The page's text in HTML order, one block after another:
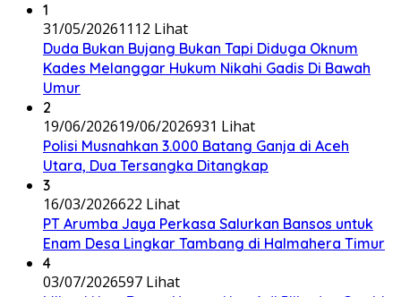
1
31/05/20261112 Lihat
Duda Bukan Bujang Bukan Tapi Diduga Oknum
Kades Melanggar Hukum Nikahi Gadis Di Bawah
Umur
2
19/06/202619/06/2026931 Lihat
Polisi Musnahkan 3.000 Batang Ganja di Aceh
Utara, Dua Tersangka Ditangkap
3
16/03/2026622 Lihat
PT Arumba Jaya Perkasa Salurkan Bansos untuk
Enam Desa Lingkar Tambang di Halmahera Timur
4
03/07/2026597 Lihat